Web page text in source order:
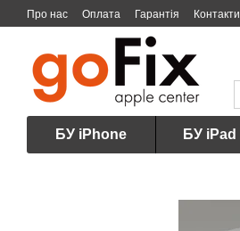
Перейти до основного контенту
Про нас Оплата Гарантія Контакти
БУ iPhone БУ iPad